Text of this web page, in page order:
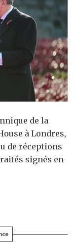
de la
à Londres,
de réceptions
signés en